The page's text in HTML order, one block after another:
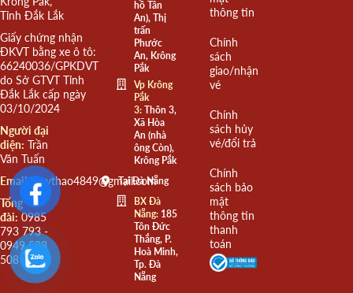
Tỉnh Đắk Lắk
Giấy chứng nhận
ĐKVT bằng xe ô tô:
66240036/GPKDVT
do Sở GTVT Tỉnh
Đắk Lắk cấp ngày
03/10/2024
Người đại
diện: Trần
Văn Tuấn
Email: quythao4849@gmail.com
Tổng
đài: 0985
793 793 -
0949 508
508
hồ Tân
An), Thị
trấn
Phước
An, Krông
Pắk
Vp Krông
Pắk
3:Thôn 3,
Xã Hòa
An (nhà
ông Còn),
Krông Pắk
Tại Đà Nẵng
BX Đà
Nẵng:185
Tôn Đức
Thắng, P.
Hoà Minh,
Tp. Đà
Nẵng
thông tin
Chính
sách
giao/nhận
vé
Chính
sách hủy
vé/đổi trả
Chính
sách bảo
mật
thông tin
thanh
toán